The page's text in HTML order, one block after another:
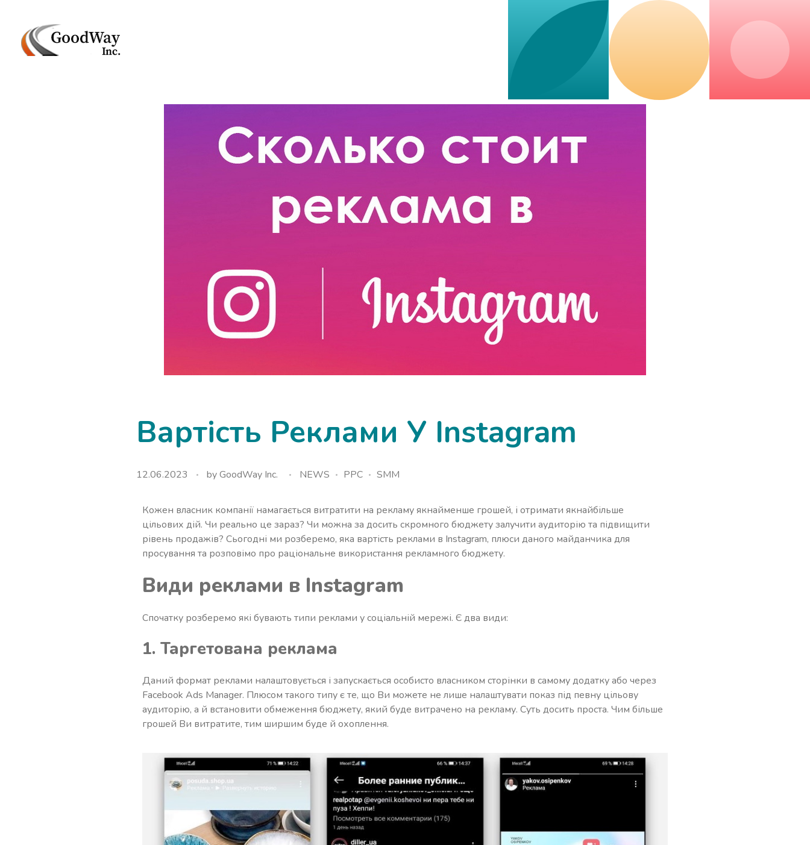
Вартість Реклами У Instagram
12.06.2023 byGoodWay Inc. NEWS PPC SMM
Кожен власник компанії намагається витратити на рекламу якнайменше грошей, і отримати якнайбільше
цільових дій. Чи реально це зараз? Чи можна за досить скромного бюджету залучити аудиторію та підвищити
рівень продажів? Сьогодні ми розберемо, яка вартість реклами в Instagram, плюси даного майданчика для
просування та розповімо про раціональне використання рекламного бюджету.
Види реклами в Instagram
Спочатку розберемо які бувають типи реклами у соціальній мережі. Є два види:
1. Таргетована реклама
Даний формат реклами налаштовується і запускається особисто власником сторінки в самому додатку або через
Facebook Ads Manager. Плюсом такого типу є те, що Ви можете не лише налаштувати показ під певну цільову
аудиторію, а й встановити обмеження бюджету, який буде витрачено на рекламу. Суть досить проста. Чим більше
грошей Ви витратите, тим ширшим буде й охоплення.